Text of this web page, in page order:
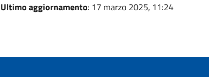
Ultimo aggiornamento: 17 marzo 2025, 11:24